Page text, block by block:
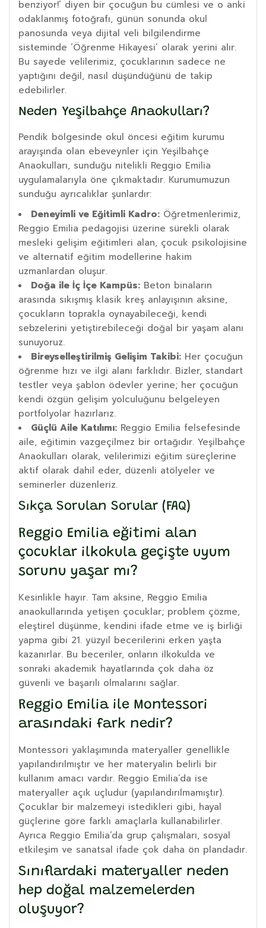
benziyor!’ diyen bir çocuğun bu cümlesi ve o anki
odaklanmış fotoğrafı, günün sonunda okul
panosunda veya dijital veli bilgilendirme
sisteminde ‘Öğrenme Hikayesi’ olarak yerini alır.
Bu sayede velilerimiz, çocuklarının sadece ne
yaptığını değil, nasıl düşündüğünü de takip
edebilirler.
Neden Yeşilbahçe Anaokulları?
Pendik bölgesinde okul öncesi eğitim kurumu
arayışında olan ebeveynler için Yeşilbahçe
Anaokulları, sunduğu nitelikli Reggio Emilia
uygulamalarıyla öne çıkmaktadır. Kurumumuzun
sunduğu ayrıcalıklar şunlardır:
Deneyimli ve Eğitimli Kadro: Öğretmenlerimiz,
Reggio Emilia pedagojisi üzerine sürekli olarak
mesleki gelişim eğitimleri alan, çocuk psikolojisine
ve alternatif eğitim modellerine hakim
uzmanlardan oluşur.
Doğa ile İç İçe Kampüs: Beton binaların
arasında sıkışmış klasik kreş anlayışının aksine,
çocukların toprakla oynayabileceği, kendi
sebzelerini yetiştirebileceği doğal bir yaşam alanı
sunuyoruz.
Bireyselleştirilmiş Gelişim Takibi: Her çocuğun
öğrenme hızı ve ilgi alanı farklıdır. Bizler, standart
testler veya şablon ödevler yerine; her çocuğun
kendi özgün gelişim yolculuğunu belgeleyen
portfolyolar hazırlarız.
Güçlü Aile Katılımı: Reggio Emilia felsefesinde
aile, eğitimin vazgeçilmez bir ortağıdır. Yeşilbahçe
Anaokulları olarak, velilerimizi eğitim süreçlerine
aktif olarak dahil eder, düzenli atölyeler ve
seminerler düzenleriz.
Sıkça Sorulan Sorular (FAQ)
Reggio Emilia eğitimi alan
çocuklar ilkokula geçişte uyum
sorunu yaşar mı?
Kesinlikle hayır. Tam aksine, Reggio Emilia
anaokullarında yetişen çocuklar; problem çözme,
eleştirel düşünme, kendini ifade etme ve iş birliği
yapma gibi 21. yüzyıl becerilerini erken yaşta
kazanırlar. Bu beceriler, onların ilkokulda ve
sonraki akademik hayatlarında çok daha öz
güvenli ve başarılı olmalarını sağlar.
Reggio Emilia ile Montessori
arasındaki fark nedir?
Montessori yaklaşımında materyaller genellikle
yapılandırılmıştır ve her materyalin belirli bir
kullanım amacı vardır. Reggio Emilia’da ise
materyaller açık uçludur (yapılandırılmamıştır).
Çocuklar bir malzemeyi istedikleri gibi, hayal
güçlerine göre farklı amaçlarla kullanabilirler.
Ayrıca Reggio Emilia’da grup çalışmaları, sosyal
etkileşim ve sanatsal ifade çok daha ön plandadır.
Sınıflardaki materyaller neden
hep doğal malzemelerden
oluşuyor?